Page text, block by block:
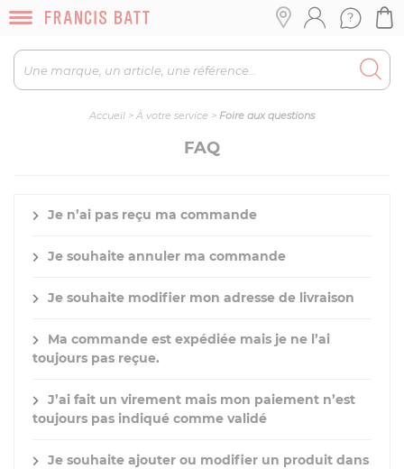
Accueil > À votre service > Foire aux questions
FAQ
Je n’ai pas reçu ma commande
Je souhaite annuler ma commande
Je souhaite modifier mon adresse de livraison
Ma commande est expédiée mais je ne l’ai
toujours pas reçue.
J’ai fait un virement mais mon paiement n’est
toujours pas indiqué comme validé
Je souhaite ajouter ou modifier un produit dans